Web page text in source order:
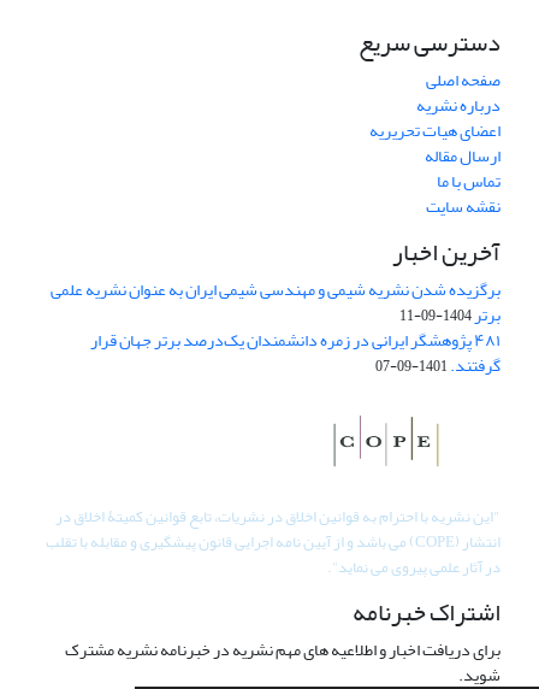
دسترسی سریع
صفحه اصلی
درباره نشریه
اعضای هیات تحریریه
ارسال مقاله
تماس با ما
نقشه سایت
آخرین اخبار
برگزیده شدن نشریه شیمی و مهندسی شیمی ایران به عنوان نشریه علمی
برتر1404-09-11
۴۸۱ پژوهشگر ایرانی در زمره دانشمندان یک‌درصد برتر جهان قرار
گرفتند.1401-09-07
"این نشریه با احترام به قوانین اخلاق در نشریات، تابع قوانین کمیتۀ اخلاق در
انتشار (COPE) می باشد و از آیین نامه اجرایی قانون پیشگیری و مقابله با تقلب
در آثار علمی پیروی می نماید".
اشتراک خبرنامه
برای دریافت اخبار و اطلاعیه های مهم نشریه در خبرنامه نشریه مشترک
شوید.